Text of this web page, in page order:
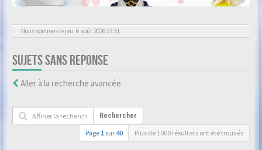
Nous sommes le jeu. 6 août 2026 23:51
SUJETS SANS REPONSE
Aller à la recherche avancée
Rechercher
Page 1 sur 40 Plus de 1000 résultats ont été trouvés